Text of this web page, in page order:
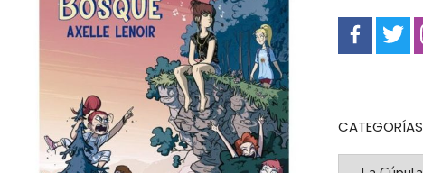
CATEGORÍAS
Categorías